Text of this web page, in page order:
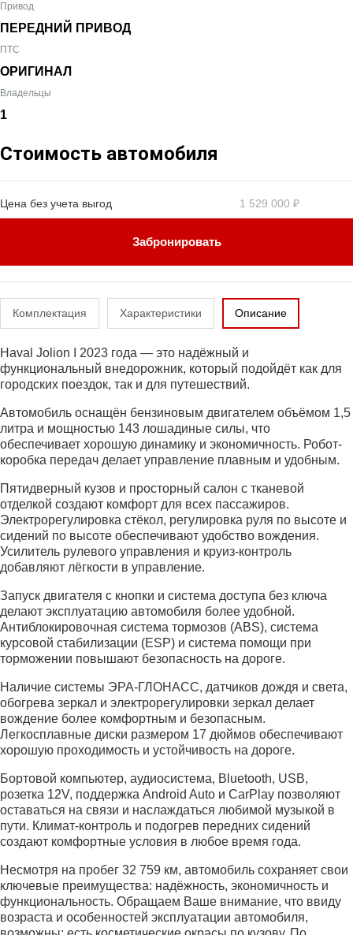
Привод
ПЕРЕДНИЙ ПРИВОД
ПТС
ОРИГИНАЛ
Владельцы
1
Стоимость автомобиля
Цена без учета выгод 1 529 000 ₽
Забронировать
Комплектация Характеристики Описание
Haval Jolion I 2023 года — это надёжный и
функциональный внедорожник, который подойдёт как для
городских поездок, так и для путешествий.
Автомобиль оснащён бензиновым двигателем объёмом 1,5
литра и мощностью 143 лошадиные силы, что
обеспечивает хорошую динамику и экономичность. Робот-
коробка передач делает управление плавным и удобным.
Пятидверный кузов и просторный салон с тканевой
отделкой создают комфорт для всех пассажиров.
Электрорегулировка стёкол, регулировка руля по высоте и
сидений по высоте обеспечивают удобство вождения.
Усилитель рулевого управления и круиз-контроль
добавляют лёгкости в управление.
Запуск двигателя с кнопки и система доступа без ключа
делают эксплуатацию автомобиля более удобной.
Антиблокировочная система тормозов (ABS), система
курсовой стабилизации (ESP) и система помощи при
торможении повышают безопасность на дороге.
Наличие системы ЭРА-ГЛОНАСС, датчиков дождя и света,
обогрева зеркал и электрорегулировки зеркал делает
вождение более комфортным и безопасным.
Легкосплавные диски размером 17 дюймов обеспечивают
хорошую проходимость и устойчивость на дороге.
Бортовой компьютер, аудиосистема, Bluetooth, USB,
розетка 12V, поддержка Android Auto и CarPlay позволяют
оставаться на связи и наслаждаться любимой музыкой в
пути. Климат-контроль и подогрев передних сидений
создают комфортные условия в любое время года.
Несмотря на пробег 32 759 км, автомобиль сохраняет свои
ключевые преимущества: надёжность, экономичность и
функциональность. Обращаем Ваше внимание, что ввиду
возраста и особенностей эксплуатации автомобиля,